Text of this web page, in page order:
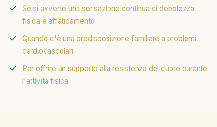
Se si avverte una sensazione continua di debolezza
fisica e affaticamento
Quando c'è una predisposizione familiare a problemi
cardiovascolari
Per offrire un supporto alla resistenza del cuore durante
l'attività fisica